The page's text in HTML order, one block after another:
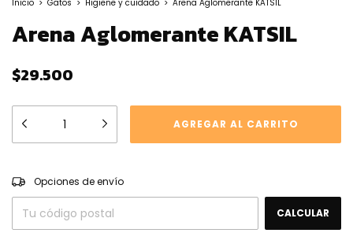
Inicio > Gatos > Higiene y cuidado > Arena Aglomerante KATSIL
Arena Aglomerante KATSIL
$29.500
Entregas para el CP:
Opciones de envío
CALCULAR